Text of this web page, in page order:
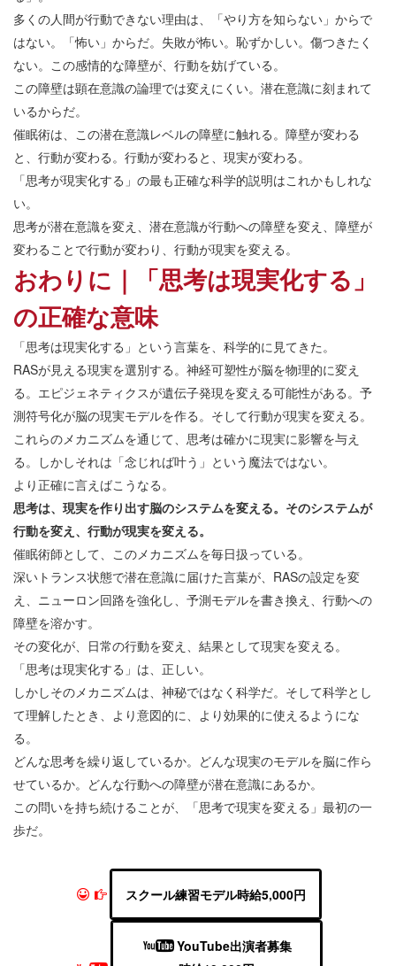
多くの人間が行動できない理由は、「やり方を知らない」からで
はない。「怖い」からだ。失敗が怖い。恥ずかしい。傷つきたく
ない。この感情的な障壁が、行動を妨げている。
この障壁は顕在意識の論理では変えにくい。潜在意識に刻まれて
いるからだ。
催眠術は、この潜在意識レベルの障壁に触れる。障壁が変わる
と、行動が変わる。行動が変わると、現実が変わる。
「思考が現実化する」の最も正確な科学的説明はこれかもしれな
い。
思考が潜在意識を変え、潜在意識が行動への障壁を変え、障壁が
変わることで行動が変わり、行動が現実を変える。
おわりに｜「思考は現実化する」
の正確な意味
「思考は現実化する」という言葉を、科学的に見てきた。
RASが見える現実を選別する。神経可塑性が脳を物理的に変え
る。エピジェネティクスが遺伝子発現を変える可能性がある。予
測符号化が脳の現実モデルを作る。そして行動が現実を変える。
これらのメカニズムを通じて、思考は確かに現実に影響を与え
る。しかしそれは「念じれば叶う」という魔法ではない。
より正確に言えばこうなる。
思考は、現実を作り出す脳のシステムを変える。そのシステムが
行動を変え、行動が現実を変える。
催眠術師として、このメカニズムを毎日扱っている。
深いトランス状態で潜在意識に届けた言葉が、RASの設定を変
え、ニューロン回路を強化し、予測モデルを書き換え、行動への
障壁を溶かす。
その変化が、日常の行動を変え、結果として現実を変える。
「思考は現実化する」は、正しい。
しかしそのメカニズムは、神秘ではなく科学だ。そして科学とし
て理解したとき、より意図的に、より効果的に使えるようにな
る。
どんな思考を繰り返しているか。どんな現実のモデルを脳に作ら
せているか。どんな行動への障壁が潜在意識にあるか。
この問いを持ち続けることが、「思考で現実を変える」最初の一
歩だ。
スクール練習モデル時給5,000円
YouTube出演者募集